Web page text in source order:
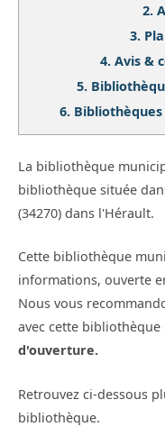
2.
3.
4. Avis &
5.
6.
La bibliothèque
bibliothèque située
(34270) dans l'Hérault.
Cette bibliothèque
informations, ouverte
Nous vous
avec cette
d'ouverture.
Retrouvez ci-dessous
bibliothèque.